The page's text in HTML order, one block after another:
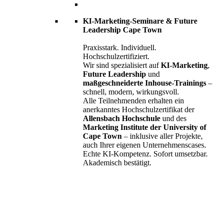
KI-Marketing-Seminare & Future
Leadership Cape Town
Praxisstark. Individuell.
Hochschulzertifiziert.
Wir sind spezialisiert aufKI-Marketing,
Future Leadership und
maßgeschneiderte Inhouse-Trainings –
schnell, modern, wirkungsvoll.
Alle Teilnehmenden erhalten ein
anerkanntes Hochschulzertifikat der
Allensbach Hochschule und des
Marketing Institute der University of
Cape Town – inklusive aller Projekte,
auch Ihrer eigenen Unternehmenscases.
Echte KI-Kompetenz. Sofort umsetzbar.
Akademisch bestätigt.